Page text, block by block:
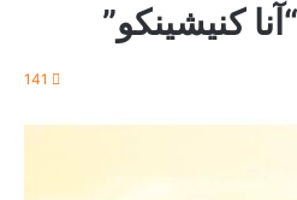
كنيشينكو”
141